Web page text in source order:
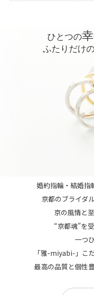
【2025年11月1日】価格改定
《開業80周年記念》新作マ
年末年始休業期間 (2024年12
ひとつの幸
ふたりだけ
婚約指輪・結婚指
京都のブライダ
京の風情と
“京都魂”を
一つ
「雅-miyabi-」こ
最高の品質と個性